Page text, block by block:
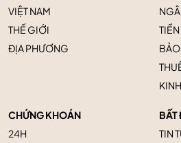
VIỆT NAM
THẾ GIỚI
ĐỊA PHƯƠNG
TIỀN
CHỨNG KHOÁN
24H
BẤT
TIN